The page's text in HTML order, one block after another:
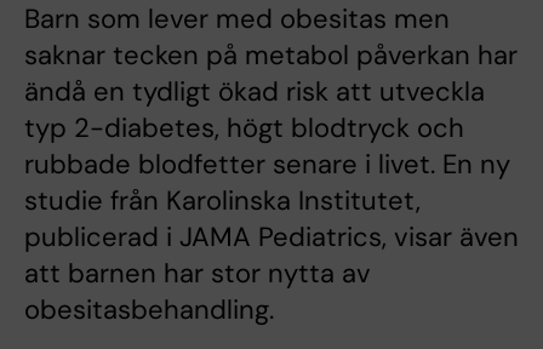
Barn som lever med obesitas men
saknar tecken på metabol påverkan har
ändå en tydligt ökad risk att utveckla
typ 2-diabetes, högt blodtryck och
rubbade blodfetter senare i livet. En ny
studie från Karolinska Institutet,
publicerad i JAMA Pediatrics, visar även
att barnen har stor nytta av
obesitasbehandling.